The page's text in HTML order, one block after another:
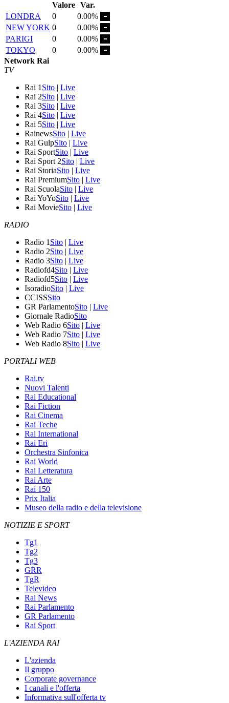
Valore Var.
LONDRA
0
0.00%
NEW YORK 0
0.00%
PARIGI
0
0.00%
TOKYO
0
0.00%
Network Rai
TV
Rai 1 Sito | Live
Rai 2Sito | Live
Rai 3Sito | Live
Rai 4Sito | Live
Rai 5Sito | Live
RainewsSito | Live
Rai GulpSito | Live
Rai SportSito | Live
Rai Sport 2Sito | Live
Rai StoriaSito | Live
Rai PremiumSito | Live
Rai ScuolaSito | Live
Rai YoYoSito | Live
Rai MovieSito | Live
RADIO
Radio 1 Sito | Live
Radio 2Sito | Live
Radio 3Sito | Live
Radiofd4Sito | Live
Radiofd5Sito | Live
IsoradioSito | Live
CCISSSito
GR ParlamentoSito | Live
Giornale RadioSito
Web Radio 6Sito | Live
Web Radio 7Sito | Live
Web Radio 8Sito | Live
PORTALI WEB
Rai.tv
Nuovi Talenti
Rai Educational
Rai Fiction
Rai Cinema
Rai Teche
Rai International
Rai Eri
Orchestra Sinfonica
Rai World
Rai Letteratura
Rai Arte
Rai 150
Prix Italia
Museo della radio e della televisione
NOTIZIE E SPORT
Tg1
Tg2
Tg3
GRR
TgR
Televideo
Rai News
Rai Parlamento
GR Parlamento
Rai Sport
L'AZIENDA RAI
L'azienda
Il gruppo
Corporate governance
I canali e l'offerta
Informativa sull'offerta tv